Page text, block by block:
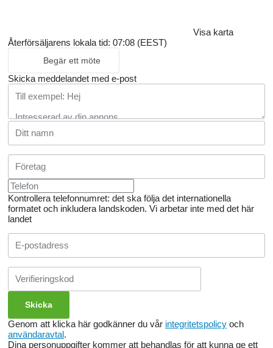
Visa karta
Återförsäljarens lokala tid: 07:08 (EEST)
Begär ett möte
Skicka meddelandet med e-post
Kontrollera telefonnumret: det ska följa det internationella
formatet och inkludera landskoden. Vi arbetar inte med det här
landet
Genom att klicka här godkänner du vår integritetspolicy och
användaravtal.
Dina personuppgifter kommer att behandlas för att kunna ge ett